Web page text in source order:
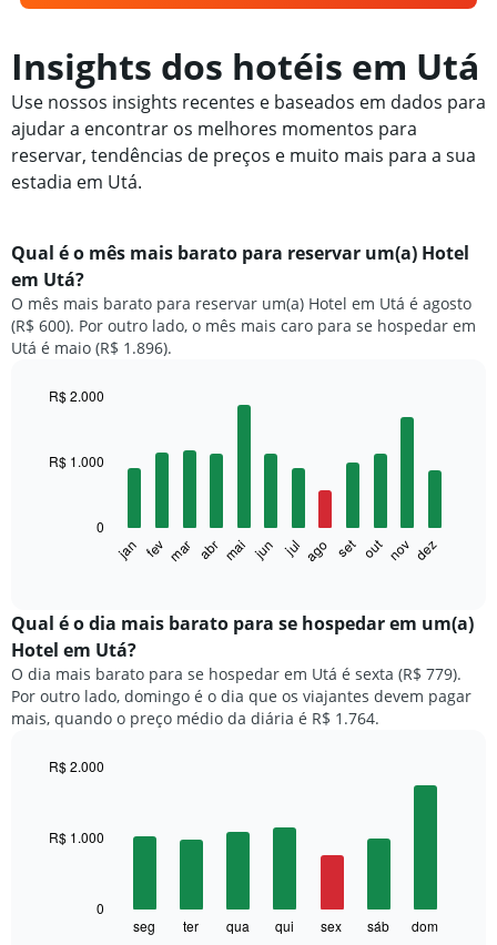
Insights dos hotéis em Utá
Use nossos insights recentes e baseados em dados para
ajudar a encontrar os melhores momentos para
reservar, tendências de preços e muito mais para a sua
estadia em Utá.
Qual é o mês mais barato para reservar um(a) Hotel
em Utá?
O mês mais barato para reservar um(a) Hotel em Utá é agosto
(R$ 600). Por outro lado, o mês mais caro para se hospedar em
Utá é maio (R$ 1.896).
with
12
exibe
o
preço
médio
de
um
O
gráfico
jan fev mar abr mai jun jul ago set out nov dez
0
R$ 1.000
R$ 2.000
Qual é o dia mais barato para se hospedar em um(a)
Hotel em Utá?
O dia mais barato para se hospedar em Utá é sexta (R$ 779).
Por outro lado, domingo é o dia que os viajantes devem pagar
mais, quando o preço médio da diária é R$ 1.764.
seg ter qua qui sex sáb dom
0
R$ 1.000
R$ 2.000